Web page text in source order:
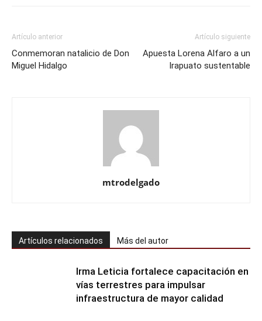
Artículo anterior
Conmemoran natalicio de Don
Miguel Hidalgo
Artículo siguiente
Apuesta Lorena Alfaro a un
Irapuato sustentable
mtrodelgado
Artículos relacionados Más del autor
Irma Leticia fortalece capacitación en
vías terrestres para impulsar
infraestructura de mayor calidad